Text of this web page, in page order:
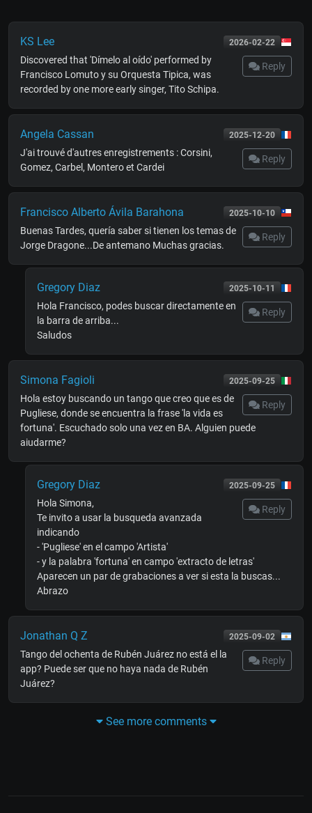
2026-02-22
KS Lee
Reply
Discovered that 'Dímelo al oído' performed by
Francisco Lomuto y su Orquesta Tipica, was
recorded by one more early singer, Tito Schipa.
2025-12-20
Angela Cassan
Reply
J'ai trouvé d'autres enregistrements : Corsini,
Gomez, Carbel, Montero et Cardei
2025-10-10
Francisco Alberto Ávila Barahona
Reply
Buenas Tardes, quería saber si tienen los temas de
Jorge Dragone...De antemano Muchas gracias.
2025-10-11
Gregory Diaz
Reply
Hola Francisco, podes buscar directamente en
la barra de arriba...
Saludos
2025-09-25
Simona Fagioli
Reply
Hola estoy buscando un tango que creo que es de
Pugliese, donde se encuentra la frase 'la vida es
fortuna'. Escuchado solo una vez en BA. Alguien puede
aiudarme?
2025-09-25
Gregory Diaz
Reply
Hola Simona,
Te invito a usar la busqueda avanzada
indicando
- 'Pugliese' en el campo 'Artista'
- y la palabra 'fortuna' en campo 'extracto de letras'
Aparecen un par de grabaciones a ver si esta la buscas...
Abrazo
2025-09-02
Jonathan Q Z
Reply
Tango del ochenta de Rubén Juárez no está el la
app? Puede ser que no haya nada de Rubén
Juárez?
See more comments